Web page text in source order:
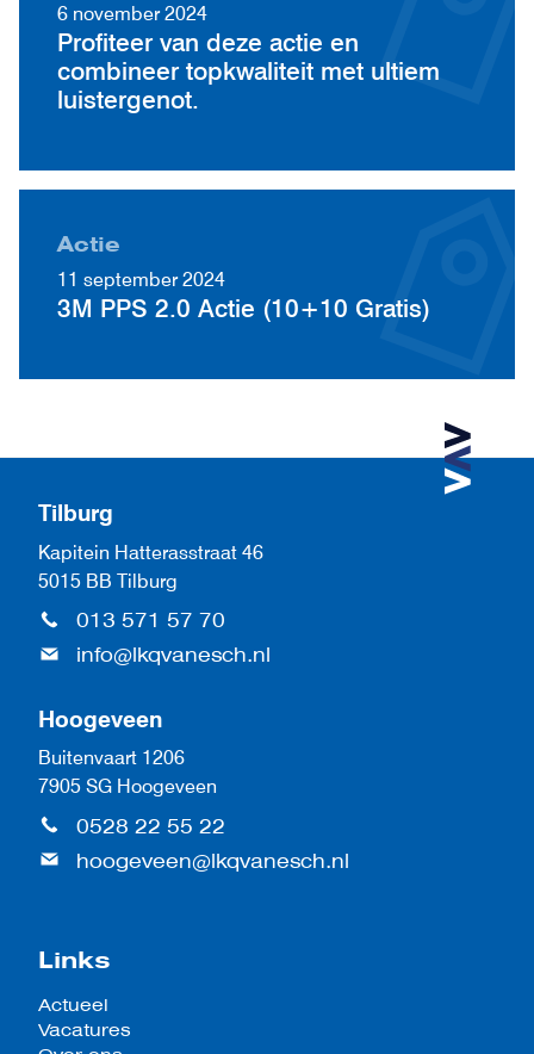
6 november 2024
Profiteer van deze actie en
combineer topkwaliteit met ultiem
luistergenot.
Actie
11 september 2024
3M PPS 2.0 Actie (10+10 Gratis)
Tilburg
Kapitein Hatterasstraat 46
5015 BB Tilburg
013 571 57 70
info@lkqvanesch.nl
Hoogeveen
Buitenvaart 1206
7905 SG Hoogeveen
0528 22 55 22
hoogeveen@lkqvanesch.nl
Links
Actueel
Vacatures